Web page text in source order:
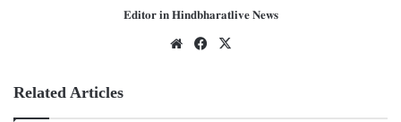
𝐄𝐝𝐢𝐭𝐨𝐫 𝐢𝐧 𝐇𝐢𝐧𝐝𝐛𝐡𝐚𝐫𝐚𝐭𝐥𝐢𝐯𝐞 𝐍𝐞𝐰𝐬
We
Fac
Related Articles